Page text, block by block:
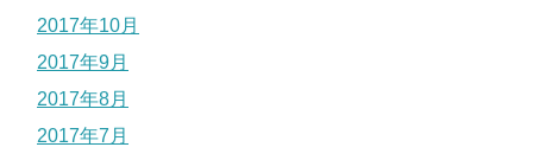
2017年10月
2017年9月
2017年8月
2017年7月